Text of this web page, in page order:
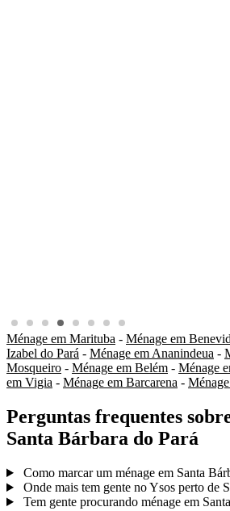
Ménage em Marituba - Ménage em
Izabel do Pará - Ménage em Ananindeua -
Mosqueiro - Ménage em Belém - Ménage
em Vigia - Ménage em Barcarena -
Perguntas frequentes
Santa Bárbara do Pará
Como marcar um ménage em Santa
Onde mais tem gente no Ysos perto de
Tem gente procurando ménage em